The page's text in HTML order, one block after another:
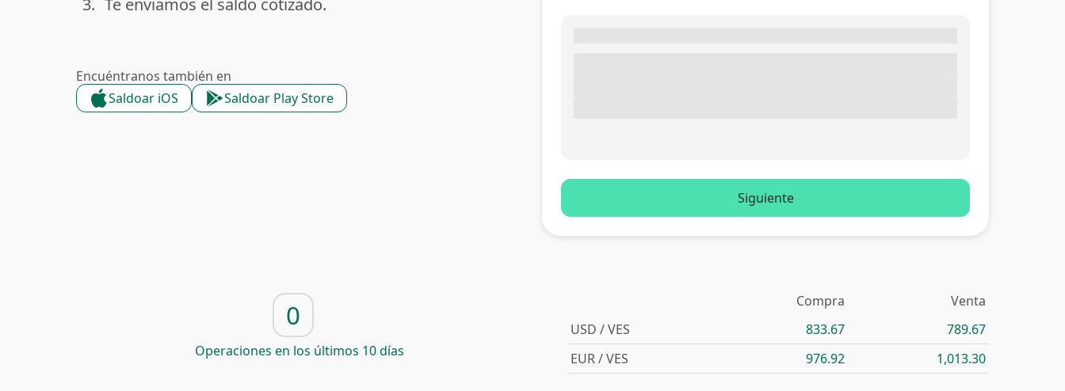
done
3. Te enviamos el saldo cotizado.
Encuéntranos también en
Saldoar iOS
Saldoar Play Store
Siguiente
0
Operaciones en los últimos 10 días
Compra
Venta
USD / VES
833.67
789.67
EUR / VES
976.92 1,013.30